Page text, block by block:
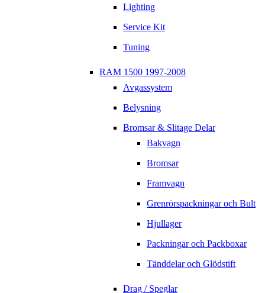
Lighting
Service Kit
Tuning
RAM 1500 1997-2008
Avgassystem
Belysning
Bromsar & Slitage Delar
Bakvagn
Bromsar
Framvagn
Grenrörspackningar och Bult
Hjullager
Packningar och Packboxar
Tänddelar och Glödstift
Drag / Speglar